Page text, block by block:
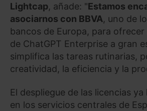
Lightcap, añade: "Estamos
asociarnos con BBVA, uno de
bancos de Europa, para ofrecer
de ChatGPT Enterprise a gran
simplifica las tareas rutinarias,
creatividad, la eficiencia y la
El despliegue de las licencias
en los servicios centrales de